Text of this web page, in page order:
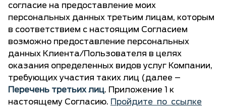
согласие на предоставление моих
персональных данных третьим лицам, которым
в соответствием с настоящим Согласием
возможно предоставление персональных
данных Клиента/Пользователя в целях
оказания определенных видов услуг Компании,
требующих участия таких лиц (далее –
Перечень третьих лиц. Приложение 1 к
настоящему Согласию. Пройдите по ссылке